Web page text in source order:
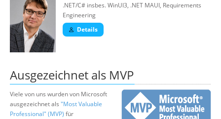
.NET/C# insbes. WinUI3, .NET MAUI, Requirements
Engineering
Details
Ausgezeichnet als MVP
Viele von uns wurden von Microsoft
ausgezeichnet als "Most Valuable
Professional" (MVP) für